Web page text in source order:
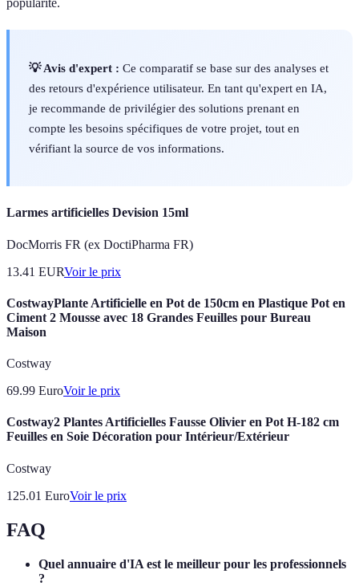
popularité.
💡 Avis d'expert : Ce comparatif se base sur des analyses et
des retours d'expérience utilisateur. En tant qu'expert en IA,
je recommande de privilégier des solutions prenant en
compte les besoins spécifiques de votre projet, tout en
vérifiant la source de vos informations.
Larmes artificielles Devision 15ml
DocMorris FR (ex DoctiPharma FR)
13.41 EURVoir le prix
CostwayPlante Artificielle en Pot de 150cm en Plastique Pot en
Ciment 2 Mousse avec 18 Grandes Feuilles pour Bureau
Maison
Costway
69.99 EuroVoir le prix
Costway2 Plantes Artificielles Fausse Olivier en Pot H-182 cm
Feuilles en Soie Décoration pour Intérieur/Extérieur
Costway
125.01 EuroVoir le prix
FAQ
Quel annuaire d'IA est le meilleur pour les professionnels
?